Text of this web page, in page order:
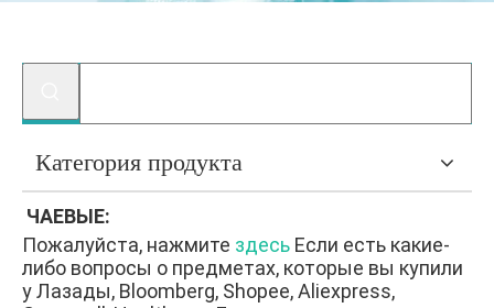
Категория продукта
ЧАЕВЫЕ:
Пожалуйста, нажмите здесь Если есть какие-
либо вопросы о предметах, которые вы купили
у Лазады, Bloomberg, Shopee, Aliexpress,